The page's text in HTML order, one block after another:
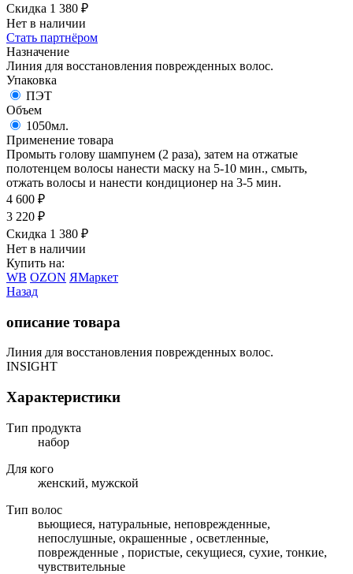
Скидка 1 380 ₽
Нет в наличии
Стать партнёром
Назначение
Линия для восстановления поврежденных волос.
Упаковка
ПЭТ
Объем
1050мл.
Применение товара
Промыть голову шампунем (2 раза), затем на отжатые
полотенцем волосы нанести маску на 5-10 мин., смыть,
отжать волосы и нанести кондиционер на 3-5 мин.
4 600 ₽
3 220 ₽
Скидка 1 380 ₽
Нет в наличии
Купить на:
WB OZON ЯМаркет
Назад
описание товара
Линия для восстановления поврежденных волос.
INSIGHT
Характеристики
Тип продукта
набор
Для кого
женский, мужской
Тип волос
вьющиеся, натуральные, неповрежденные,
непослушные, окрашенные , осветленные,
поврежденные , пористые, секущиеся, сухие, тонкие,
чувствительные